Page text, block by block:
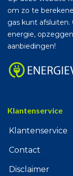
om zo te
gas kunt afsluiten.
energie,
aanbiedingen!
Klantenservice
Klantenservice
Contact
Disclaimer